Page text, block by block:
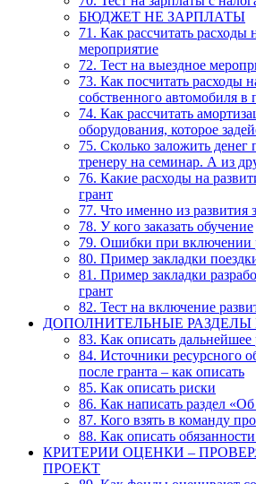
БЮДЖЕТ НЕ ЗАРПЛАТЫ
71. Как рассчитать расходы
мероприятие
72. Тест на выездное
73. Как посчитать расходы
собственного автомобиля в
74. Как рассчитать
оборудования, которое
75. Сколько заложить
тренеру на семинар. А из
76. Какие расходы на
грант
77. Что именно из развития
78. У кого заказать обучение
79. Ошибки при включении
80. Пример закладки
81. Пример закладки
грант
82. Тест на включение
ДОПОЛНИТЕЛЬНЫЕ РАЗДЕЛЫ
83. Как описать дальнейшее
84. Источники ресурсного
после гранта – как описать
85. Как описать риски
86. Как написать раздел
87. Кого взять в команду
88. Как описать
КРИТЕРИИ ОЦЕНКИ –
ПРОЕКТ